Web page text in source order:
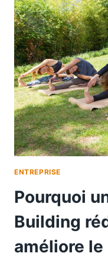
ENTREPRISE
Pourquoi
Building
améliore